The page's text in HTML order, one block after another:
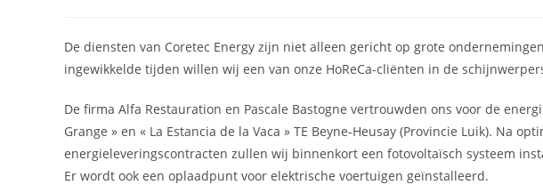
De diensten van Coretec Energy zijn niet alleen gericht op grote
ingewikkelde tijden willen wij een van onze HoReCa-cliënten in de
De firma Alfa Restauration en Pascale Bastogne vertrouwden ons voor de
Grange » en « La Estancia de la Vaca » TE Beyne-Heusay (Provincie Luik). Na
energieleveringscontracten zullen wij binnenkort een fotovoltaïsch systeem
Er wordt ook een oplaadpunt voor elektrische voertuigen geïnstalleerd.